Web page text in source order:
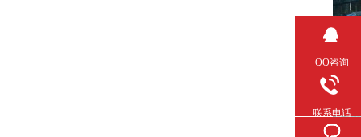
QQ咨询
联系电话